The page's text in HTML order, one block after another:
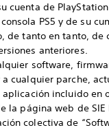
cuenta de
PS5 y de su
de tanto en tanto,
anteriores.
software,
a cualquier parche,
incluido en
la página web de
colectiva de